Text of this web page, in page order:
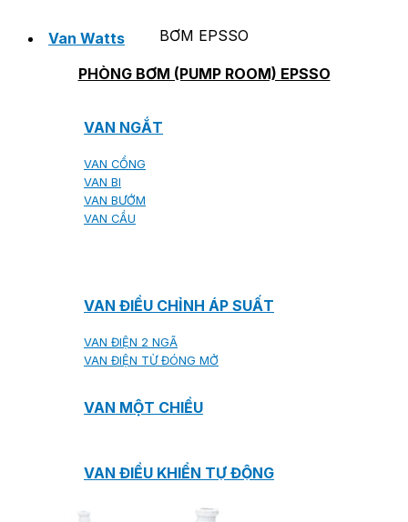
Van Watts
VAN NGẮT
VAN CỔNG
VAN BI
VAN BƯỚM
VAN CẦU
VAN ĐIỀU CHỈNH ÁP SUẤT
VAN ĐIỆN 2 NGÃ
VAN ĐIỆN TỪ ĐÓNG MỞ
VAN MỘT CHIỀU
VAN ĐIỀU KHIỂN TỰ ĐỘNG
BƠM EPSSO
PHÒNG BƠM (PUMP ROOM) EPSSO